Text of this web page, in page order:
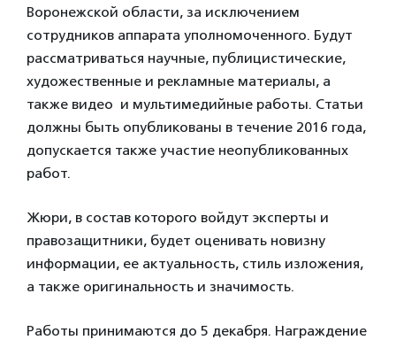
Воронежской области, за исключением
сотрудников аппарата уполномоченного. Будут
рассматриваться научные, публицистические,
художественные и рекламные материалы, а
также видео и мультимедийные работы. Статьи
должны быть опубликованы в течение 2016 года,
допускается также участие неопубликованных
работ.
Жюри, в состав которого войдут эксперты и
правозащитники, будет оценивать новизну
информации, ее актуальность, стиль изложения,
а также оригинальность и значимость.
Работы принимаются до 5 декабря. Награждение